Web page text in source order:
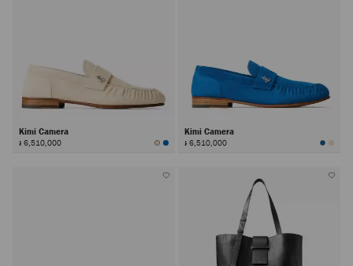
Kimi Camera
៛ 6,510,000
Kimi Camera
៛ 6,510,000